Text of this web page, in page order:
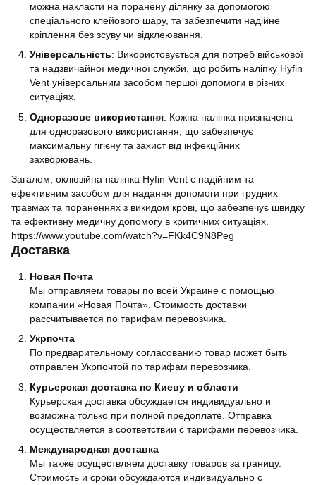
можна накласти на поранену ділянку за допомогою
спеціального клейового шару, та забезпечити надійне
кріплення без зсуву чи відклеювання.
Універсальність: Використовується для потреб військової
та надзвичайної медичної служби, що робить наліпку Hyfin
Vent універсальним засобом першої допомоги в різних
ситуаціях.
Одноразове використання: Кожна наліпка призначена
для одноразового використання, що забезпечує
максимальну гігієну та захист від інфекційних
захворювань.
Загалом, оклюзійна наліпка Hyfin Vent є надійним та
ефективним засобом для надання допомоги при грудних
травмах та пораненнях з викидом крові, що забезпечує швидку
та ефективну медичну допомогу в критичних ситуаціях.
https://www.youtube.com/watch?v=FKk4C9N8Peg
Доставка
Новая Почта
Мы отправляем товары по всей Украине с помощью
компании «Новая Почта». Стоимость доставки
рассчитывается по тарифам перевозчика.
Укрпочта
По предварительному согласованию товар может быть
отправлен Укрпочтой по тарифам перевозчика.
Курьерская доставка по Киеву и области
Курьерская доставка обсуждается индивидуально и
возможна только при полной предоплате. Отправка
осуществляется в соответствии с тарифами перевозчика.
Международная доставка
Мы также осуществляем доставку товаров за границу.
Стоимость и сроки обсуждаются индивидуально с